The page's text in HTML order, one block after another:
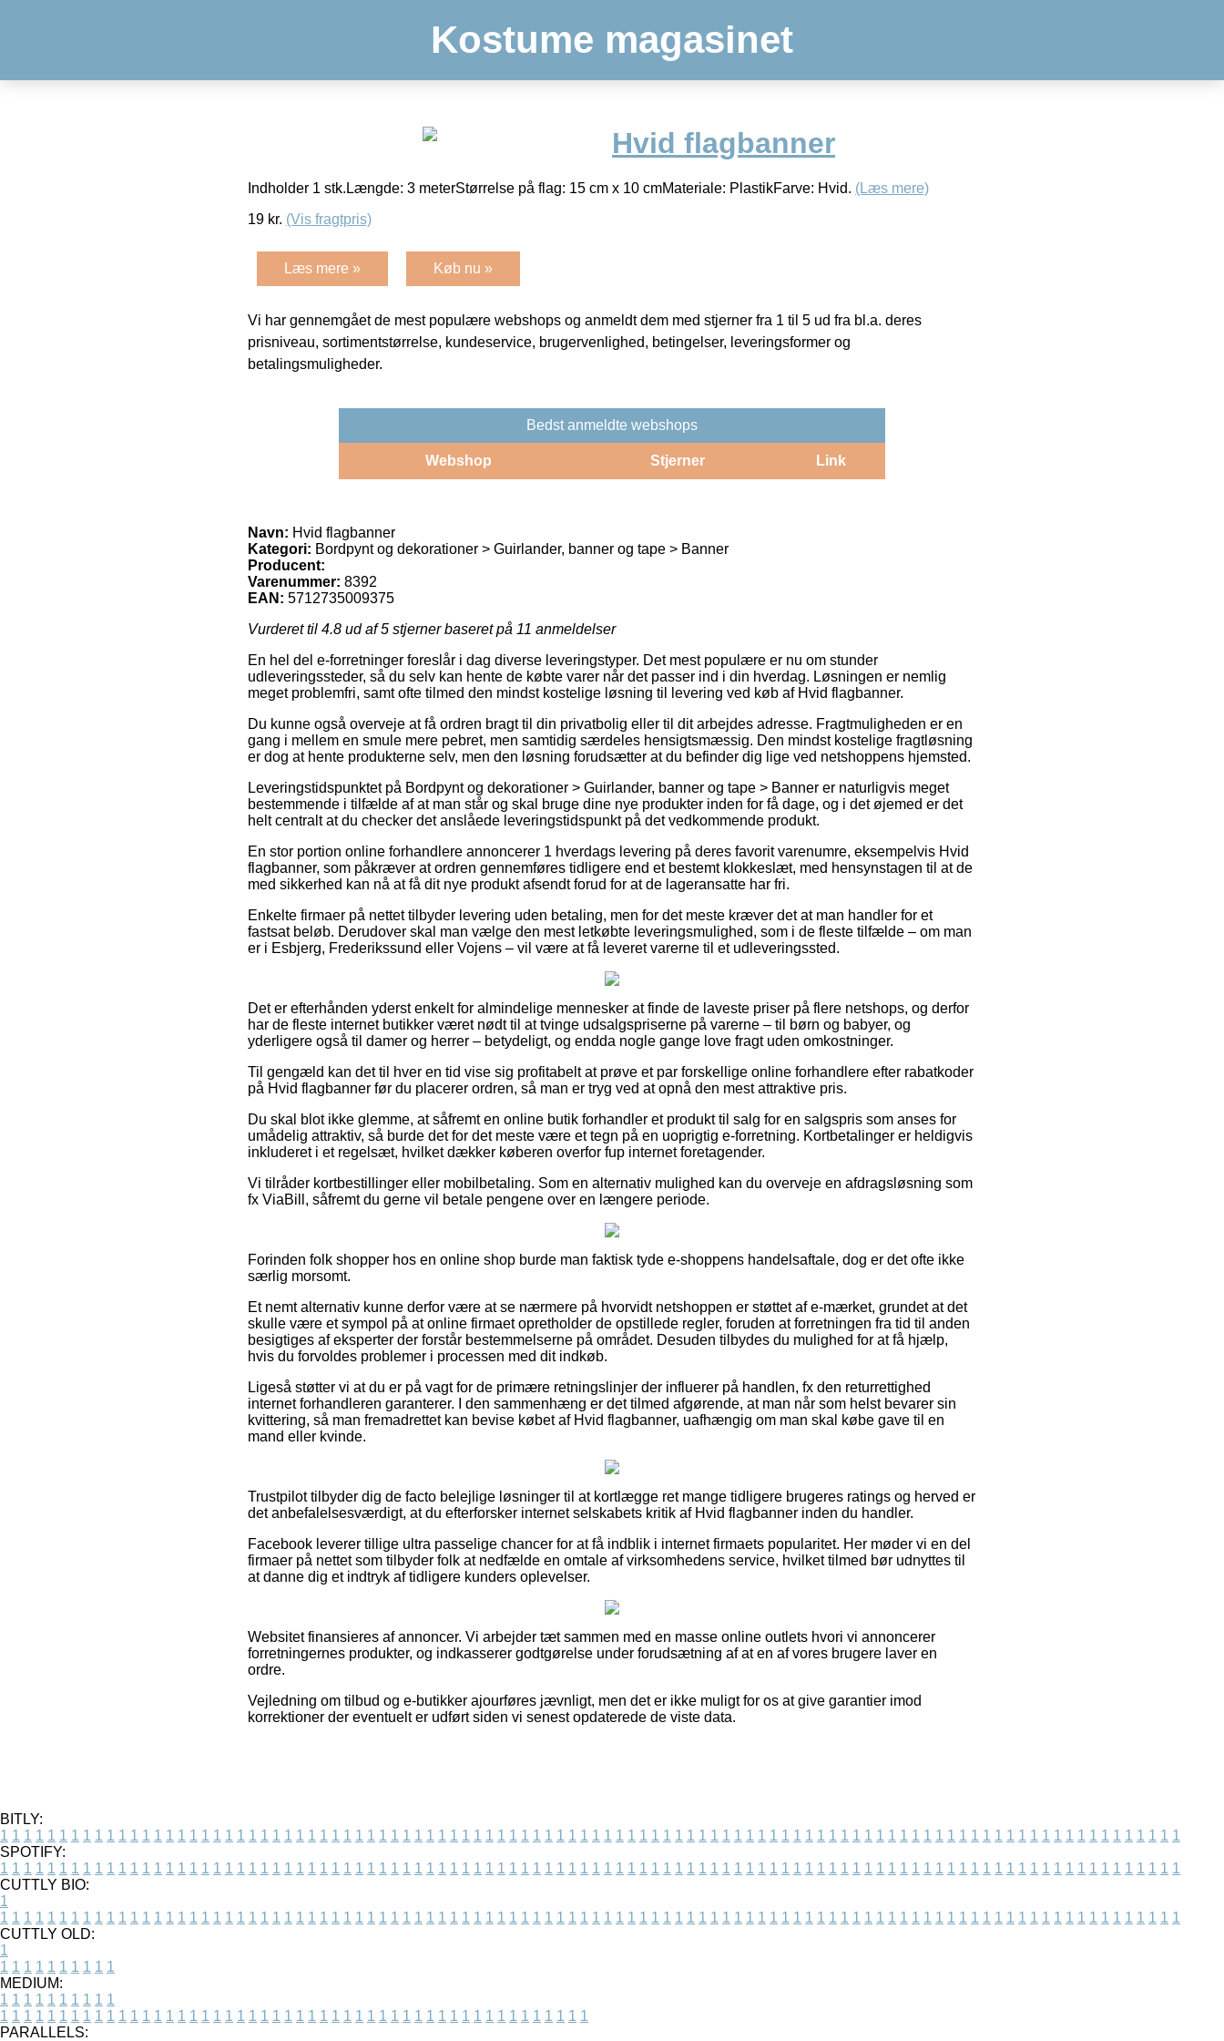
Kostume magasinet
Hvid flagbanner
Indholder 1 stk.Længde: 3 meterStørrelse på flag: 15 cm x 10 cmMateriale: PlastikFarve: Hvid. (Læs mere)
19 kr. (Vis fragtpris)
Læs mere » Køb nu »
Vi har gennemgået de mest populære webshops og anmeldt dem med stjerner fra 1 til 5 ud fra bl.a. deres
prisniveau, sortimentstørrelse, kundeservice, brugervenlighed, betingelser, leveringsformer og
betalingsmuligheder.
Bedst anmeldte webshops
Webshop Stjerner Link
Navn: Hvid flagbanner
Kategori: Bordpynt og dekorationer > Guirlander, banner og tape > Banner
Producent:
Varenummer: 8392
EAN: 5712735009375
Vurderet til 4.8 ud af 5 stjerner baseret på 11 anmeldelser
En hel del e-forretninger foreslår i dag diverse leveringstyper. Det mest populære er nu om stunder
udleveringssteder, så du selv kan hente de købte varer når det passer ind i din hverdag. Løsningen er nemlig
meget problemfri, samt ofte tilmed den mindst kostelige løsning til levering ved køb af Hvid flagbanner.
Du kunne også overveje at få ordren bragt til din privatbolig eller til dit arbejdes adresse. Fragtmuligheden er en
gang i mellem en smule mere pebret, men samtidig særdeles hensigtsmæssig. Den mindst kostelige fragtløsning
er dog at hente produkterne selv, men den løsning forudsætter at du befinder dig lige ved netshoppens hjemsted.
Leveringstidspunktet på Bordpynt og dekorationer > Guirlander, banner og tape > Banner er naturligvis meget
bestemmende i tilfælde af at man står og skal bruge dine nye produkter inden for få dage, og i det øjemed er det
helt centralt at du checker det anslåede leveringstidspunkt på det vedkommende produkt.
En stor portion online forhandlere annoncerer 1 hverdags levering på deres favorit varenumre, eksempelvis Hvid
flagbanner, som påkræver at ordren gennemføres tidligere end et bestemt klokkeslæt, med hensynstagen til at de
med sikkerhed kan nå at få dit nye produkt afsendt forud for at de lageransatte har fri.
Enkelte firmaer på nettet tilbyder levering uden betaling, men for det meste kræver det at man handler for et
fastsat beløb. Derudover skal man vælge den mest letkøbte leveringsmulighed, som i de fleste tilfælde – om man
er i Esbjerg, Frederikssund eller Vojens – vil være at få leveret varerne til et udleveringssted.
Det er efterhånden yderst enkelt for almindelige mennesker at finde de laveste priser på flere netshops, og derfor
har de fleste internet butikker været nødt til at tvinge udsalgspriserne på varerne – til børn og babyer, og
yderligere også til damer og herrer – betydeligt, og endda nogle gange love fragt uden omkostninger.
Til gengæld kan det til hver en tid vise sig profitabelt at prøve et par forskellige online forhandlere efter rabatkoder
på Hvid flagbanner før du placerer ordren, så man er tryg ved at opnå den mest attraktive pris.
Du skal blot ikke glemme, at såfremt en online butik forhandler et produkt til salg for en salgspris som anses for
umådelig attraktiv, så burde det for det meste være et tegn på en uoprigtig e-forretning. Kortbetalinger er heldigvis
inkluderet i et regelsæt, hvilket dækker køberen overfor fup internet foretagender.
Vi tilråder kortbestillinger eller mobilbetaling. Som en alternativ mulighed kan du overveje en afdragsløsning som
fx ViaBill, såfremt du gerne vil betale pengene over en længere periode.
Forinden folk shopper hos en online shop burde man faktisk tyde e-shoppens handelsaftale, dog er det ofte ikke
særlig morsomt.
Et nemt alternativ kunne derfor være at se nærmere på hvorvidt netshoppen er støttet af e-mærket, grundet at det
skulle være et sympol på at online firmaet opretholder de opstillede regler, foruden at forretningen fra tid til anden
besigtiges af eksperter der forstår bestemmelserne på området. Desuden tilbydes du mulighed for at få hjælp,
hvis du forvoldes problemer i processen med dit indkøb.
Ligeså støtter vi at du er på vagt for de primære retningslinjer der influerer på handlen, fx den returrettighed
internet forhandleren garanterer. I den sammenhæng er det tilmed afgørende, at man når som helst bevarer sin
kvittering, så man fremadrettet kan bevise købet af Hvid flagbanner, uafhængig om man skal købe gave til en
mand eller kvinde.
Trustpilot tilbyder dig de facto belejlige løsninger til at kortlægge ret mange tidligere brugeres ratings og herved er
det anbefalelsesværdigt, at du efterforsker internet selskabets kritik af Hvid flagbanner inden du handler.
Facebook leverer tillige ultra passelige chancer for at få indblik i internet firmaets popularitet. Her møder vi en del
firmaer på nettet som tilbyder folk at nedfælde en omtale af virksomhedens service, hvilket tilmed bør udnyttes til
at danne dig et indtryk af tidligere kunders oplevelser.
Websitet finansieres af annoncer. Vi arbejder tæt sammen med en masse online outlets hvori vi annoncerer
forretningernes produkter, og indkasserer godtgørelse under forudsætning af at en af vores brugere laver en
ordre.
Vejledning om tilbud og e-butikker ajourføres jævnligt, men det er ikke muligt for os at give garantier imod
korrektioner der eventuelt er udført siden vi senest opdaterede de viste data.
BITLY:
1 1 1 1 1 1 1 1 1 1 1 1 1 1 1 1 1 1 1 1 1 1 1 1 1 1 1 1 1 1 1 1 1 1 1 1 1 1 1 1 1 1 1 1 1 1 1 1 1 1 1 1 1 1 1 1 1 1 1 1 1 1 1 1 1 1 1 1 1 1 1 1 1 1 1 1 1 1 1 1 1 1 1 1 1 1 1 1 1 1 1 1 1 1 1 1 1 1 1 1
SPOTIFY:
1 1 1 1 1 1 1 1 1 1 1 1 1 1 1 1 1 1 1 1 1 1 1 1 1 1 1 1 1 1 1 1 1 1 1 1 1 1 1 1 1 1 1 1 1 1 1 1 1 1 1 1 1 1 1 1 1 1 1 1 1 1 1 1 1 1 1 1 1 1 1 1 1 1 1 1 1 1 1 1 1 1 1 1 1 1 1 1 1 1 1 1 1 1 1 1 1 1 1 1
CUTTLY BIO:
1
1 1 1 1 1 1 1 1 1 1 1 1 1 1 1 1 1 1 1 1 1 1 1 1 1 1 1 1 1 1 1 1 1 1 1 1 1 1 1 1 1 1 1 1 1 1 1 1 1 1 1 1 1 1 1 1 1 1 1 1 1 1 1 1 1 1 1 1 1 1 1 1 1 1 1 1 1 1 1 1 1 1 1 1 1 1 1 1 1 1 1 1 1 1 1 1 1 1 1 1
CUTTLY OLD:
1
1 1 1 1 1 1 1 1 1 1
MEDIUM:
1 1 1 1 1 1 1 1 1 1
1 1 1 1 1 1 1 1 1 1 1 1 1 1 1 1 1 1 1 1 1 1 1 1 1 1 1 1 1 1 1 1 1 1 1 1 1 1 1 1 1 1 1 1 1 1 1 1 1 1
PARALLELS: